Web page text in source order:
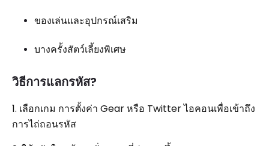
ของเล่นและอุปกรณ์เสริม
บางครั้งสัตว์เลี้ยงพิเศษ
วิธีการแลกรหัส?
1. เลือกเกม การตั้งค่า Gear หรือ Twitter ไอคอนเพื่อเข้าถึง
การไถ่ถอนรหัส